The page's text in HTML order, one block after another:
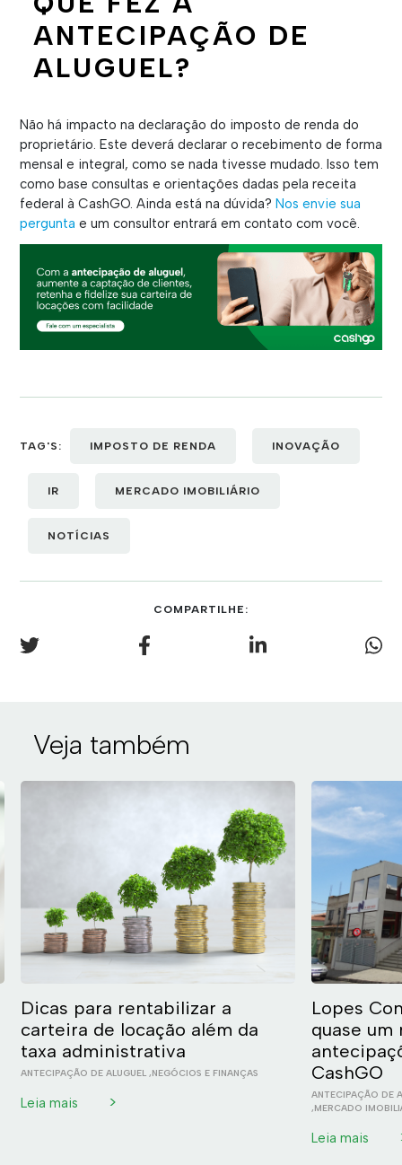
ANTECIPAÇÃO DE
ALUGUEL?
Não há impacto na declaração do imposto de renda do
proprietário. Este deverá declarar o recebimento de forma
mensal e integral, como se nada tivesse mudado. Isso tem
como base consultas e orientações dadas pela receita
federal à CashGO. Ainda está na dúvida? Nos envie sua
pergunta e um consultor entrará em contato com você.
TAG'S: IMPOSTO DE RENDA INOVAÇÃO
IR MERCADO IMOBILIÁRIO
NOTÍCIAS
COMPARTILHE:
Veja também
Dicas para rentabilizar a
carteira de locação além da
taxa administrativa
ANTECIPAÇÃO DE ALUGUEL ,NEGÓCIOS E FINANÇAS
Leia mais >
Lopes
quase um
CashGO
ANTECIPAÇÃO DE
,MERCADO
Leia mais